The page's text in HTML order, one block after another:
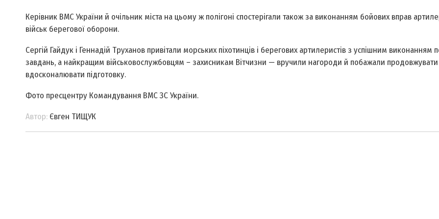
Керівник ВМС України й очільник міста на цьому ж полігоні спостерігали також за виконанням бойових вправ
військ берегової оборони.
Сергій Гайдук і Геннадій Труханов привітали морських піхотинців і берегових артилеристів з успішним виконанням
завдань, а найкращим військовослужбовцям – захисникам Вітчизни — вручили нагороди й побажали продовжувати
вдосконалювати підготовку.
Фото прес­центру Командування ВМС ЗС України.
Автор:Євген ТИЩУК